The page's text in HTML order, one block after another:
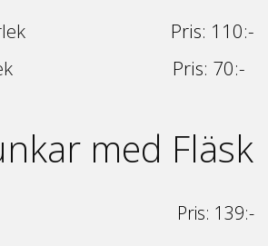
Pris: 110:-
Pris: 70:-
med Fläsk
Pris: 139:-